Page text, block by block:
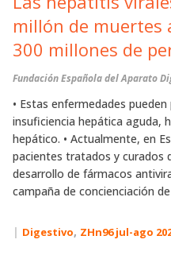
millón de muertes
300 millones de
Fundación Española del Aparato
• Estas enfermedades
insuficiencia hepática aguda,
hepático. • Actualmente, en
pacientes tratados y curados
desarrollo de fármacos
campaña de concienciación de
| Digestivo, ZHn96 jul-ago